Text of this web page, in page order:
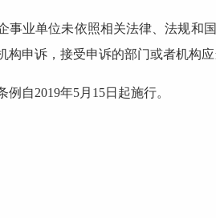
业单位未依照相关法律、法规和国
构申诉，接受申诉的部门或者机构
自2019年5月15日起施行。